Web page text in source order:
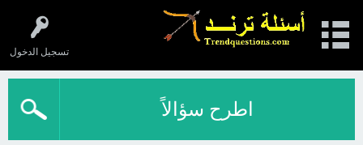
تسجيل الدخول
اطرح سؤالاً